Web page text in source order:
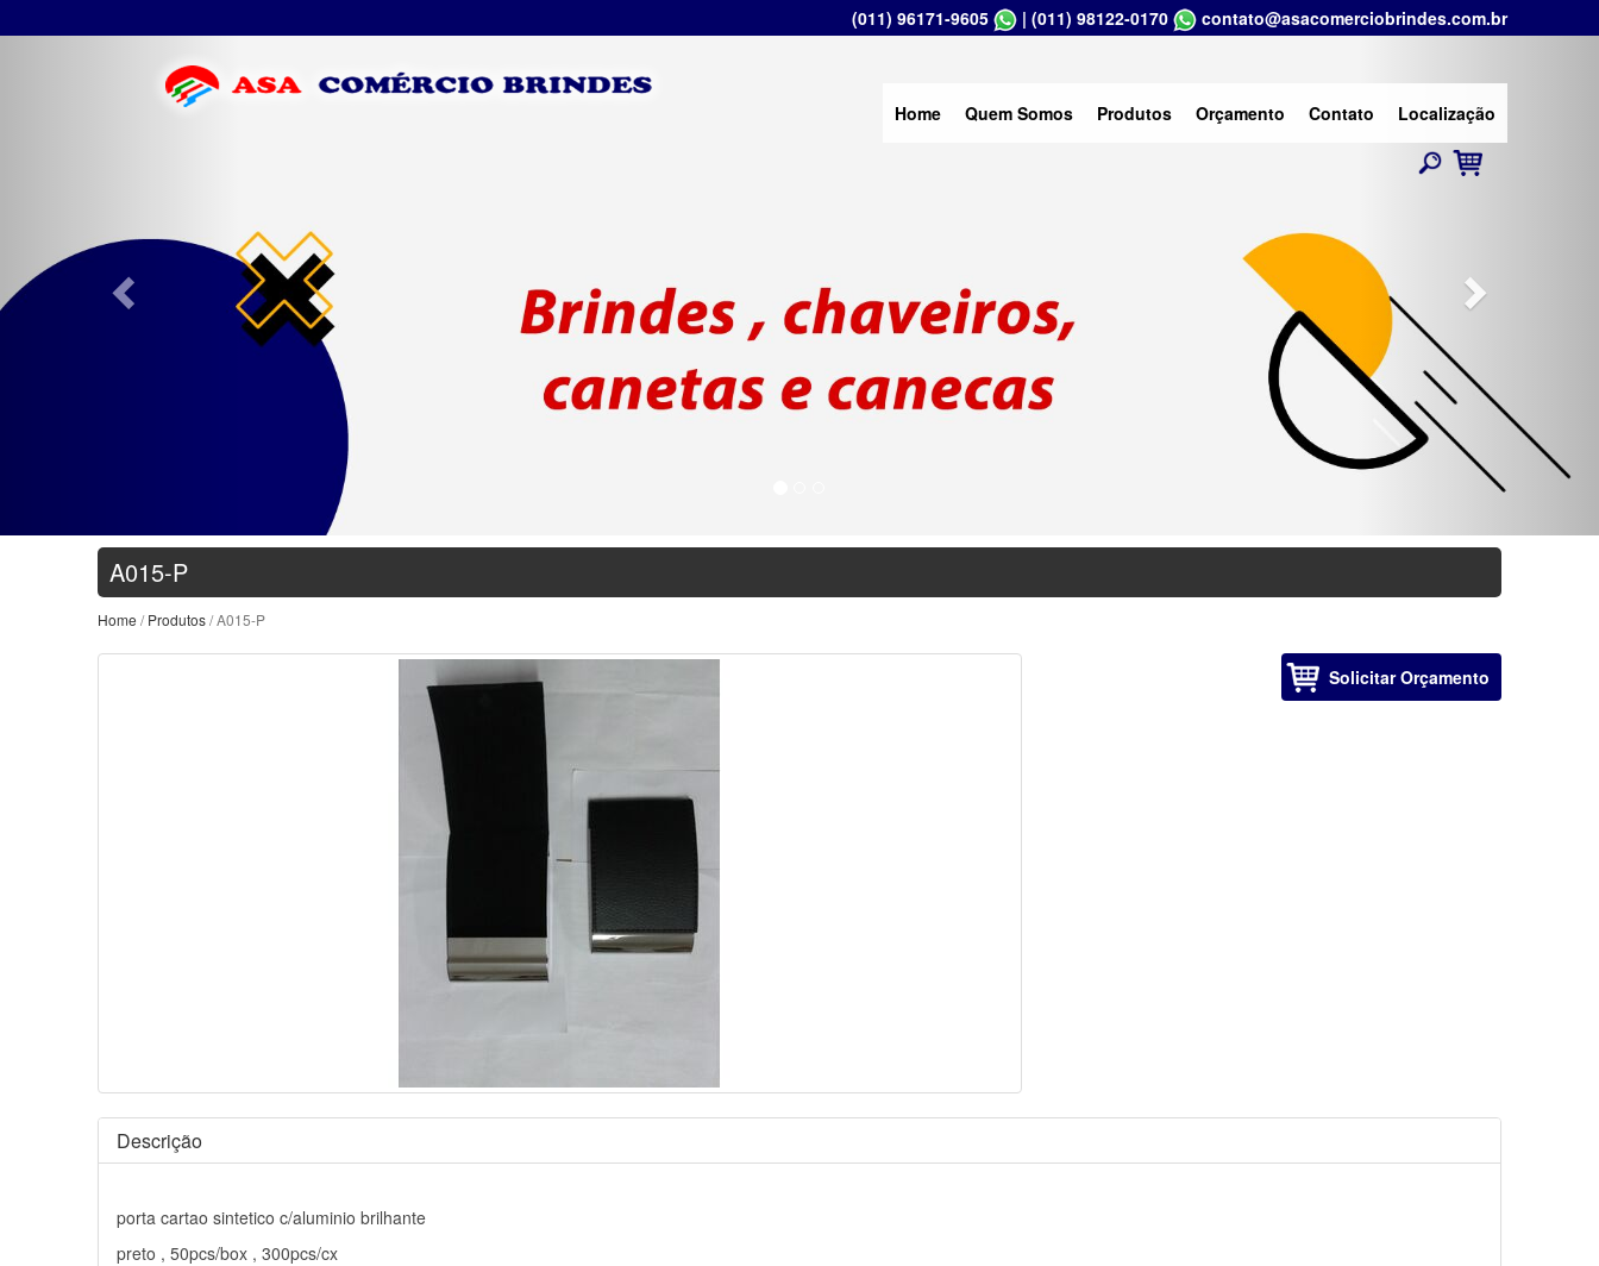
(011) 96171-9605 | (011) 98122-0170 contato@asacomerciobrindes.com.br
Home Quem Somos Produtos Orçamento Contato Localização
A015-P
Home /Produtos/ A015-P
Solicitar Orçamento
Descrição
porta cartao sintetico c/aluminio brilhante
preto , 50pcs/box , 300pcs/cx